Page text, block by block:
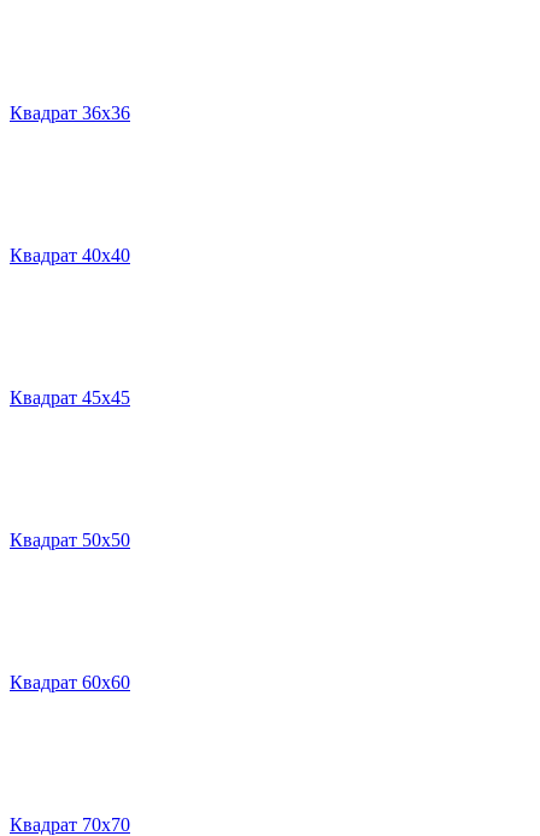
Квадрат 36х36
Квадрат 40х40
Квадрат 45х45
Квадрат 50х50
Квадрат 60х60
Квадрат 70х70